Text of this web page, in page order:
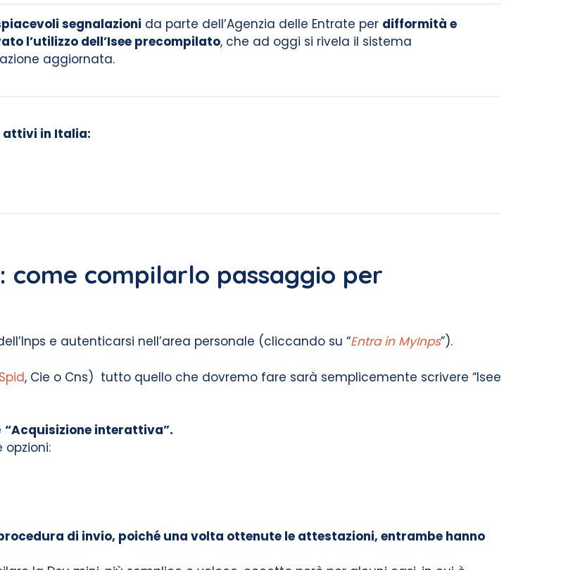
segnalazioni da parte dell’Agenzia delle Entrate per difformità e
l’utilizzo dell’Isee precompilato, che ad oggi si rivela il sistema
aggiornata.
attivi in Italia:
come compilarlo passaggio per
e autenticarsi nell’area personale (cliccando su “Entra in MyInps”).
Spid, Cie o Cns) tutto quello che dovremo fare sarà semplicemente scrivere “Isee
“Acquisizione interattiva”.
di invio, poiché una volta ottenute le attestazioni, entrambe hanno